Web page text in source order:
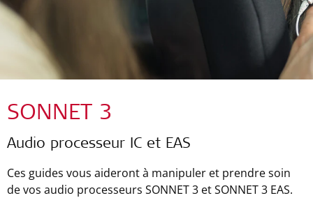
SONNET 3
Audio processeur IC et EAS
Ces guides vous aideront à manipuler et prendre soin
de vos audio processeurs SONNET 3 et SONNET 3 EAS.